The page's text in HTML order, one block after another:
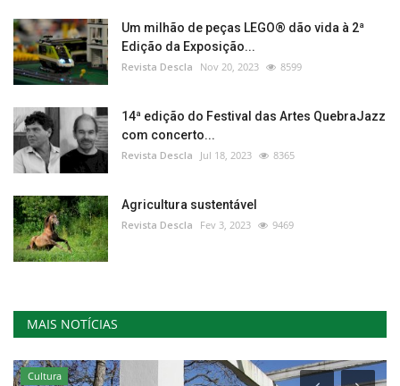
Um milhão de peças LEGO® dão vida à 2ª
Edição da Exposição...
Revista Descla Nov 20, 2023 8599
14ª edição do Festival das Artes QuebraJazz
com concerto...
Revista Descla Jul 18, 2023 8365
Agricultura sustentável
Revista Descla Fev 3, 2023 9469
MAIS NOTÍCIAS
Cultura